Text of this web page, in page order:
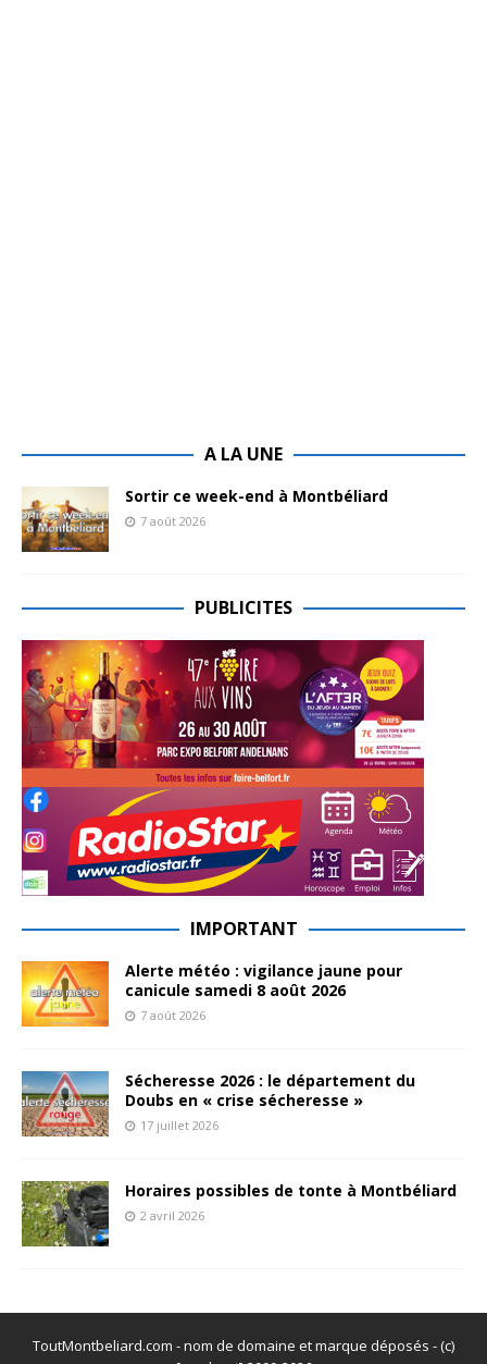
A LA UNE
Sortir ce week-end à Montbéliard
7 août 2026
PUBLICITES
IMPORTANT
Alerte météo : vigilance jaune pour
canicule samedi 8 août 2026
7 août 2026
Sécheresse 2026 : le département du
Doubs en « crise sécheresse »
17 juillet 2026
Horaires possibles de tonte à Montbéliard
2 avril 2026
ToutMontbeliard.com - nom de domaine et marque déposés - (c)